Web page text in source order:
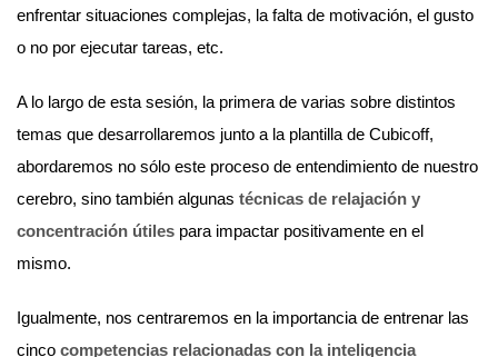
enfrentar situaciones complejas, la falta de motivación, el gusto
o no por ejecutar tareas, etc.
A lo largo de esta sesión, la primera de varias sobre distintos
temas que desarrollaremos junto a la plantilla de Cubicoff,
abordaremos no sólo este proceso de entendimiento de nuestro
cerebro, sino también algunas técnicas de relajación y
concentración útiles para impactar positivamente en el
mismo.
Igualmente, nos centraremos en la importancia de entrenar las
cinco competencias relacionadas con la inteligencia